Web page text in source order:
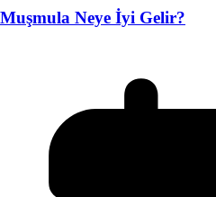
Muşmula Neye İyi Gelir?